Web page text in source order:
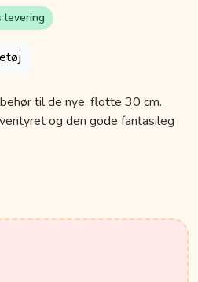
levering
til de nye, flotte 30 cm.
og den gode fantasileg